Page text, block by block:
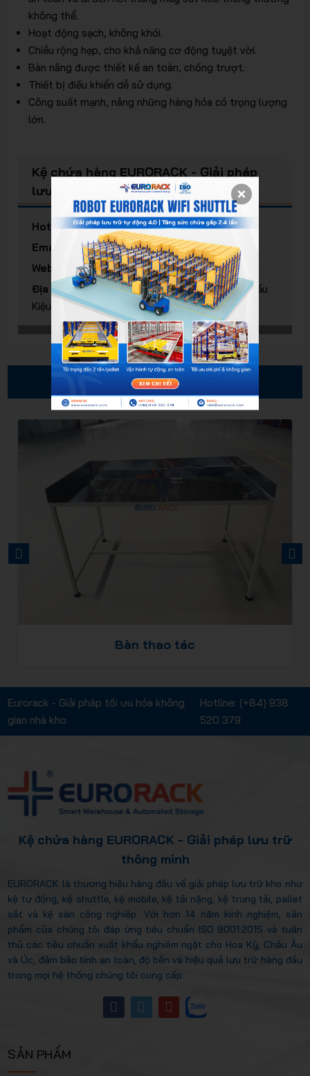
không thể.
Hoạt động sạch, không khói.
Chiều rộng hẹp, cho khả năng cơ động tuyệt vời.
Bàn nâng được thiết kế an toàn, chống trượt.
Thiết bị điều khiển dễ sử dụng.
Công suất mạnh, nâng những hàng hóa có trọng lượng
lớn.
Kệ chứa hàng EURORACK - Giải pháp
lưu trữ thông minh
Hotline: (+84) 938 520 379
Email:
info@eurorack.com
Website: eurorack.com
Địa chỉ:
5/3 Đường Đoàn Thị Điểm, Phường Cầu
Kiệu, TP.HCM, Việt Nam
NHỮNG SẢN PHẨM TƯƠNG TỰ
PREVIOUS
Xe nâng
NEXT
Eurorack - Giải pháp tối ưu hóa không
gian nhà kho
Hotline: (+84) 938
520 379
Kệ chứa hàng EURORACK - Giải pháp lưu trữ
thông minh
EURORACK là thương hiệu hàng đầu về giải pháp lưu trữ kho như
kệ tự động, kệ shuttle, kệ mobile, kệ tải nặng, kệ trung tải, pallet
sắt và kệ sàn công nghiệp. Với hơn 14 năm kinh nghiệm, sản
phẩm của chúng tôi đáp ứng tiêu chuẩn ISO 9001:2015 và tuân
thủ các tiêu chuẩn xuất khẩu nghiêm ngặt cho Hoa Kỳ, Châu Âu
và Úc, đảm bảo tính an toàn, độ bền và hiệu quả lưu trữ hàng đầu
trong mọi hệ thống chúng tôi cung cấp.
SẢN PHẨM